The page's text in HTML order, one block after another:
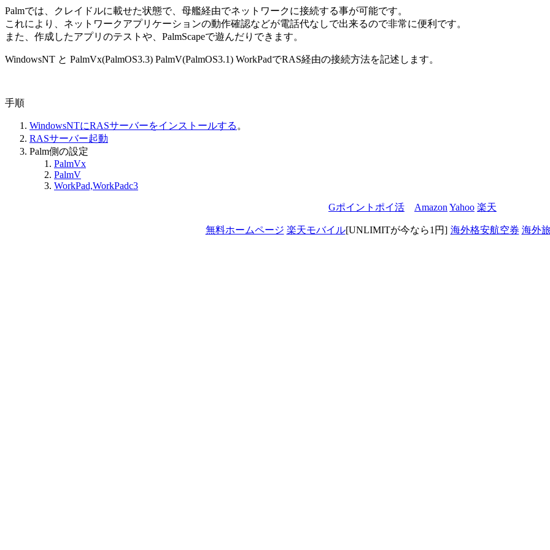
Palmでは、クレイドルに載せた状態で、母艦経由でネットワークに接続する事が可能です。
これにより、ネットワークアプリケーションの動作確認などが電話代なしで出来るので非常に便利です。
また、作成したアプリのテストや、PalmScapeで遊んだりできます。
WindowsNT と PalmVx(PalmOS3.3) PalmV(PalmOS3.1) WorkPadでRAS経由の接続方法を記述します。
手順
WindowsNTにRASサーバーをインストールする 。
RASサーバー起動
Palm側の設定
PalmVx
PalmV
WorkPad,WorkPadc3
Gポイントポイ活 Amazon Yahoo 楽天
無料ホームページ 楽天モバイル[UNLIMITが今なら1円] 海外格安航空券 海外